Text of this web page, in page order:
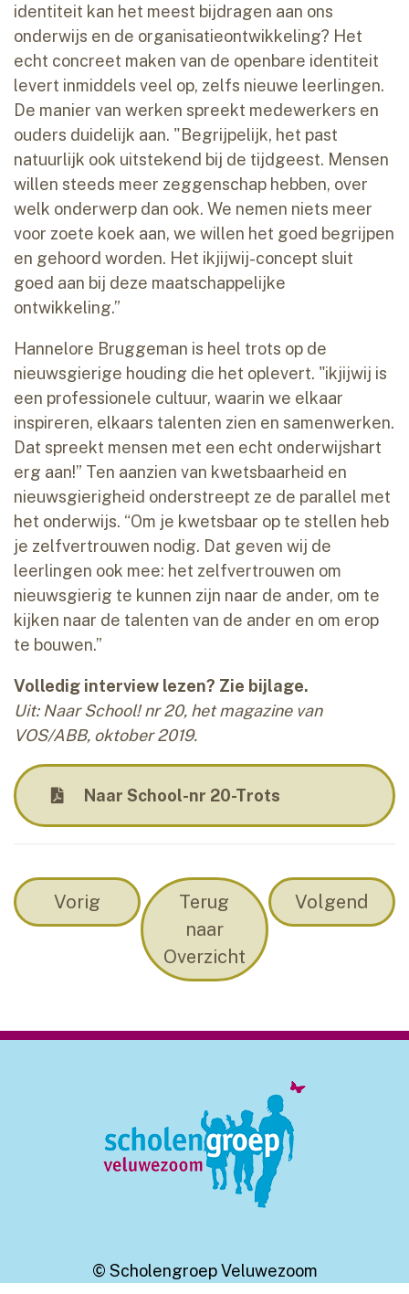
identiteit kan het meest bijdragen aan ons
onderwijs en de organisatieontwikkeling? Het
echt concreet maken van de openbare identiteit
levert inmiddels veel op, zelfs nieuwe leerlingen.
De manier van werken spreekt medewerkers en
ouders duidelijk aan. "Begrijpelijk, het past
natuurlijk ook uitstekend bij de tijdgeest. Mensen
willen steeds meer zeggenschap hebben, over
welk onderwerp dan ook. We nemen niets meer
voor zoete koek aan, we willen het goed begrijpen
en gehoord worden. Het ikjijwij-concept sluit
goed aan bij deze maatschappelijke
ontwikkeling.”
Hannelore Bruggeman is heel trots op de
nieuwsgierige houding die het oplevert. "ikjijwij is
een professionele cultuur, waarin we elkaar
inspireren, elkaars talenten zien en samenwerken.
Dat spreekt mensen met een echt onderwijshart
erg aan!” Ten aanzien van kwetsbaarheid en
nieuwsgierigheid onderstreept ze de parallel met
het onderwijs. “Om je kwetsbaar op te stellen heb
je zelfvertrouwen nodig. Dat geven wij de
leerlingen ook mee: het zelfvertrouwen om
nieuwsgierig te kunnen zijn naar de ander, om te
kijken naar de talenten van de ander en om erop
te bouwen.”
Volledig interview lezen? Zie bijlage.
Uit: Naar School! nr 20, het magazine van
VOS/ABB, oktober 2019.
Naar School-nr 20-Trots
Vorig
Terug
naar
Overzicht
Volgend
© Scholengroep Veluwezoom